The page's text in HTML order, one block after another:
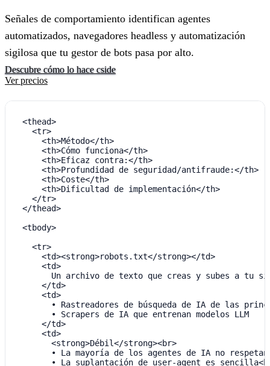
Señales de comportamiento identifican agentes
automatizados, navegadores headless y automatización
sigilosa que tu gestor de bots pasa por alto.
Descubre cómo lo hace cside
Ver precios
  <thead>
    <tr>
      <th>Método</th>
      <th>Cómo funciona</th>
      <th>Eficaz contra:</th>
      <th>Profundidad de seguridad/antifraude:</th>
      <th>Coste</th>
      <th>Dificultad de implementación</th>
    </tr>
  </thead>
  <tbody>
    <tr>
      <td><strong>robots.txt</strong></td>
      <td>
Un archivo de texto que creas y subes a tu
      </td>
      <td>
• Rastreadores de búsqueda de IA de las
        • Scrapers de IA que entrenan modelos LLM
      </td>
      <td>
        <strong>Débil</strong><br>
• La mayoría de los agentes de IA no
• La suplantación de user-agent es